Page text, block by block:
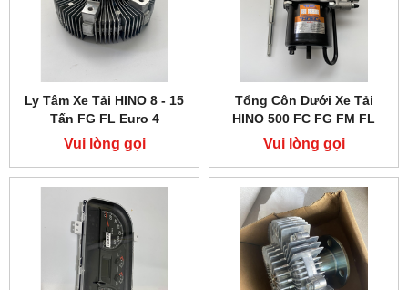
Ly Tâm Xe Tải HINO 8 - 15
Tấn FG FL Euro 4
Vui lòng gọi
Tổng Côn Dưới Xe Tải
HINO 500 FC FG FM FL
Vui lòng gọi